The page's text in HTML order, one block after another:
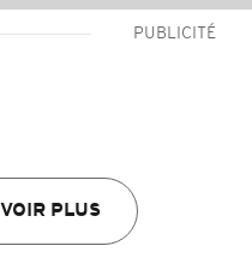
PUBLICITÉ
VOIR PLUS